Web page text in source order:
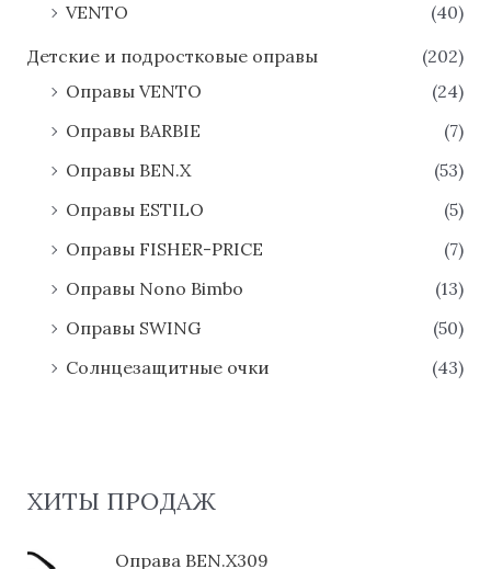
VENTO
(40)
Детские и подростковые оправы
(202)
Oправы VENTO
(24)
Оправы BARBIE
(7)
Оправы BEN.X
(53)
Оправы ESTILO
(5)
Оправы FISHER-PRICE
(7)
Оправы Nono Bimbo
(13)
Оправы SWING
(50)
Солнцезащитные очки
(43)
ХИТЫ ПРОДАЖ
Оправа BEN.X309